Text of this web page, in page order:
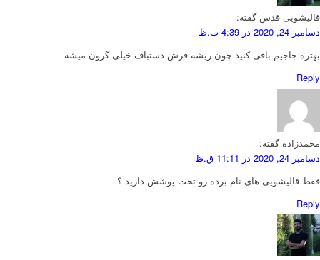
قالیشویی قدس گفته:
دسامبر 24, 2020 در 4:39 ب.ظ
بهتره جاجیم بافی کنید چون ریشه فرش دستباف خیلی گرون میشه
Reply
محمدزاده گفته:
دسامبر 24, 2020 در 11:11 ق.ظ
فقط قالیشویی های نام برده رو تحت پوشش دارید ؟
Reply